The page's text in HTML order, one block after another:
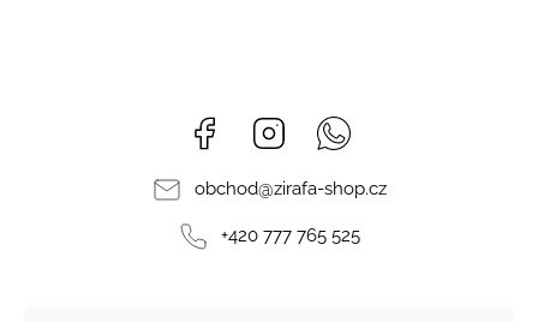
Facebook Instagram
obchod@zirafa-shop.cz
+420 777 765 525